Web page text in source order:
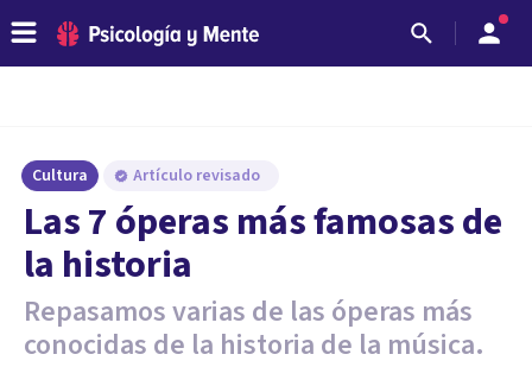
Cultura Artículo revisado
Las 7 óperas más famosas de
la historia
Repasamos varias de las óperas más
conocidas de la historia de la música.